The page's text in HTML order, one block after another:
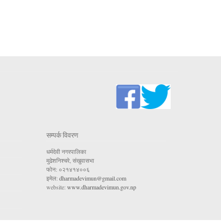
सम्पर्क विवरण
धर्मदेवी नगरपालिका
मुढेशनिश्चरे, संखुवासभा
फोन: ०२१४१४००६
इमेल: dharmadevimun@gmail.com
website: www.dharmadevimun.gov.np